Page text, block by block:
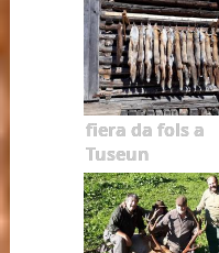
fiera da fols a
Tuseun